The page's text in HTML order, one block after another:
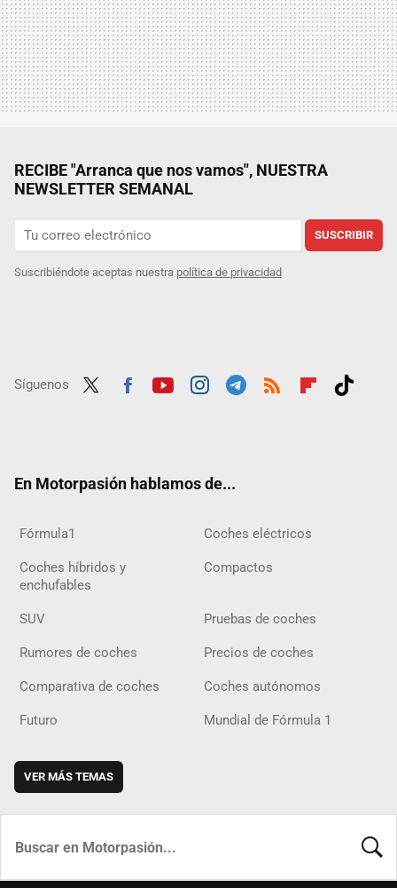
RECIBE "Arranca que nos vamos", NUESTRA
NEWSLETTER SEMANAL
SUSCRIBIR
Suscribiéndote aceptas nuestra política de privacidad
Síguenos
En Motorpasión hablamos de...
Fórmula1 Coches eléctricos
Coches híbridos y
enchufables
Compactos
SUV Pruebas de coches
Rumores de coches Precios de coches
Comparativa de coches Coches autónomos
Futuro Mundial de Fórmula 1
VER MÁS TEMAS